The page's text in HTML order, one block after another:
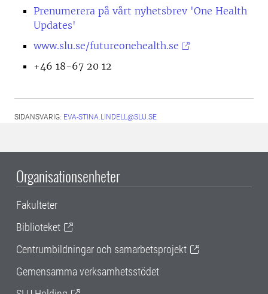
Prenumerera på vårt nyhetsbrev 'One Health
Updates'
www.slu.se/futureonehealth.se
+46 18-67 20 12
SIDANSVARIG: EVA-STINA.LINDELL@SLU.SE
Organisationsenheter
Fakulteter
Biblioteket
Centrumbildningar och samarbetsprojekt
Gemensamma verksamhetsstödet